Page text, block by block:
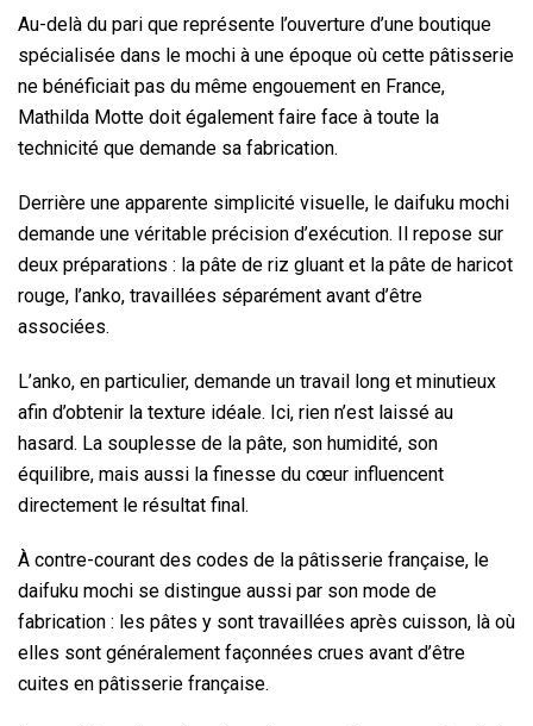
Au-delà du pari que représente l’ouverture d’une boutique
spécialisée dans le mochi à une époque où cette pâtisserie
ne bénéficiait pas du même engouement en France,
Mathilda Motte doit également faire face à toute la
technicité que demande sa fabrication.
Derrière une apparente simplicité visuelle, le daifuku mochi
demande une véritable précision d’exécution. Il repose sur
deux préparations : la pâte de riz gluant et la pâte de haricot
rouge, l’anko, travaillées séparément avant d’être
associées.
L’anko, en particulier, demande un travail long et minutieux
afin d’obtenir la texture idéale. Ici, rien n’est laissé au
hasard. La souplesse de la pâte, son humidité, son
équilibre, mais aussi la finesse du cœur influencent
directement le résultat final.
À contre-courant des codes de la pâtisserie française, le
daifuku mochi se distingue aussi par son mode de
fabrication : les pâtes y sont travaillées après cuisson, là où
elles sont généralement façonnées crues avant d’être
cuites en pâtisserie française.